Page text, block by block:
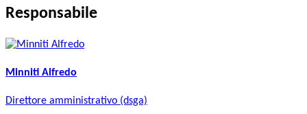
Responsabile
Minniti Alfredo
Direttore amministrativo (dsga)